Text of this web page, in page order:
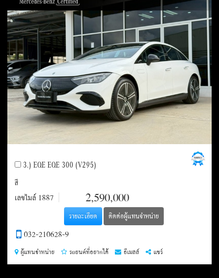
3.) EQE EQE 300 (V295)
สี
เลขไมล์ 1887 2,590,000
รายละเอียด ติดต่อผู้แทนจำหน่าย
032-210628-9
ผู้แทนจำหน่าย รถยนต์ที่อยากได้ อีเมลล์ แชร์